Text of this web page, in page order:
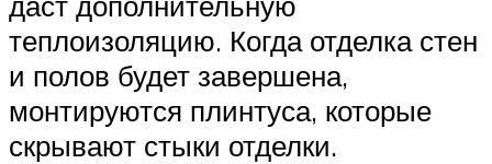
теплоизоляцию. Когда отделка стен
и полов будет завершена,
монтируются плинтуса, которые
скрывают стыки отделки.